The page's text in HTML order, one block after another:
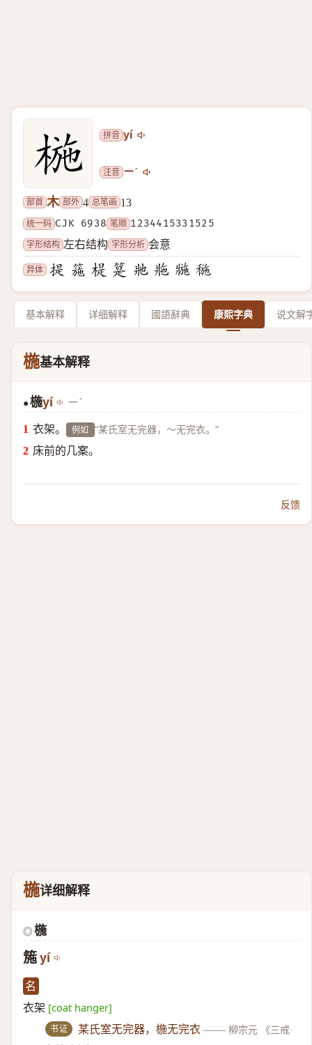
拼音 yí
注音 ㄧˊ
部首 木 部外 4 总笔画 13
统一码 CJK 6938 笔顺 1234415331525
字形结构 左右结构 字形分析 会意
异体
基本解释 详细解释 國語辭典 康熙字典 说文解
椸基本解释
●椸yí ㄧˊ
衣架。 例如 “某氏室无完器，～无完衣。”
床前的几案。
反馈
椸详细解释
◎ 椸
箷 yí
名
衣架 [coat hanger]
书证 某氏室无完器，椸无完衣 —— 柳宗元 《三戒·